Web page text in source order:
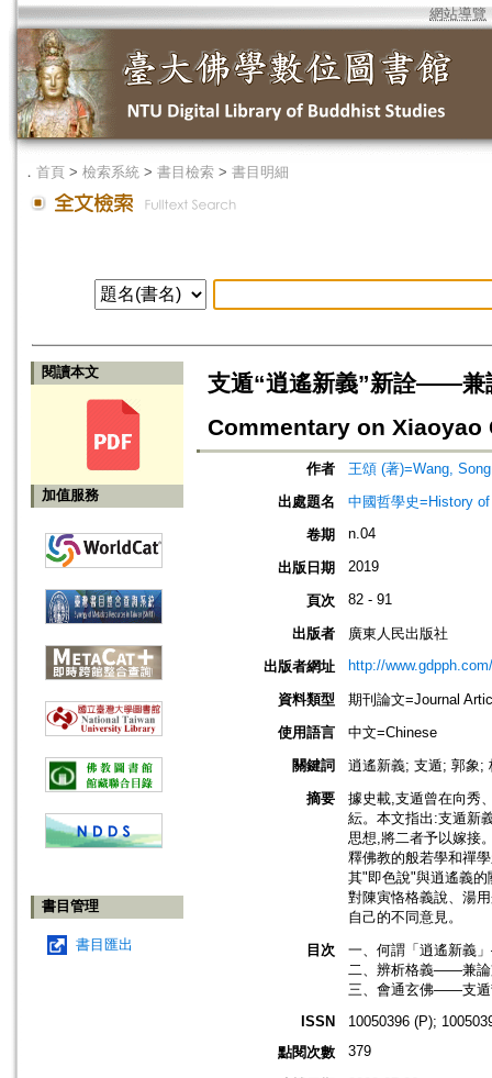
網站導覽
． 首頁 > 檢索系統 > 書目檢索 > 書目明細
閱讀本文
加值服務
書目管理
書目匯出
支遁“逍遙新義”新詮——兼
Commentary on Xiaoyao
作者
王頌 (著)=Wang,
出處題名
中國哲學史=History
卷期
n.04
出版日期 2019
頁次 82 - 91
出版者
廣東人民出版社
出版者網址
http://www.gdpph.com/
資料類型
期刊論文=Journal
使用語言
中文=Chinese
關鍵詞
逍遙新義; 支遁; 郭象;
摘要
據史載,支遁曾在向秀
紜。本文指出:支遁新
思想,將二者予以嫁接
釋佛教的般若學和禪
其"即色說"與逍遙義
對陳寅恪格義說、湯
自己的不同意見。
目次
一、何謂「逍遙新義
二、辨析格義——兼論
三、會通玄佛——支遁
ISSN
10050396 (P);
點閱次數
379